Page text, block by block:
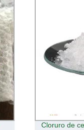
Cloruro de